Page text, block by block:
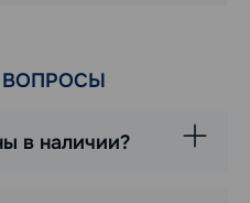
в наличии?